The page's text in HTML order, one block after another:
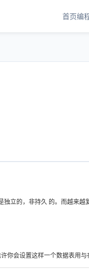
首页编
的，非持久 的。而越来
你会设置这样一个数据表用与